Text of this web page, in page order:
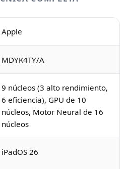
Apple
MDYK4TY/A
9 núcleos (3 alto rendimiento,
6 eficiencia), GPU de 10
núcleos, Motor Neural de 16
núcleos
iPadOS 26